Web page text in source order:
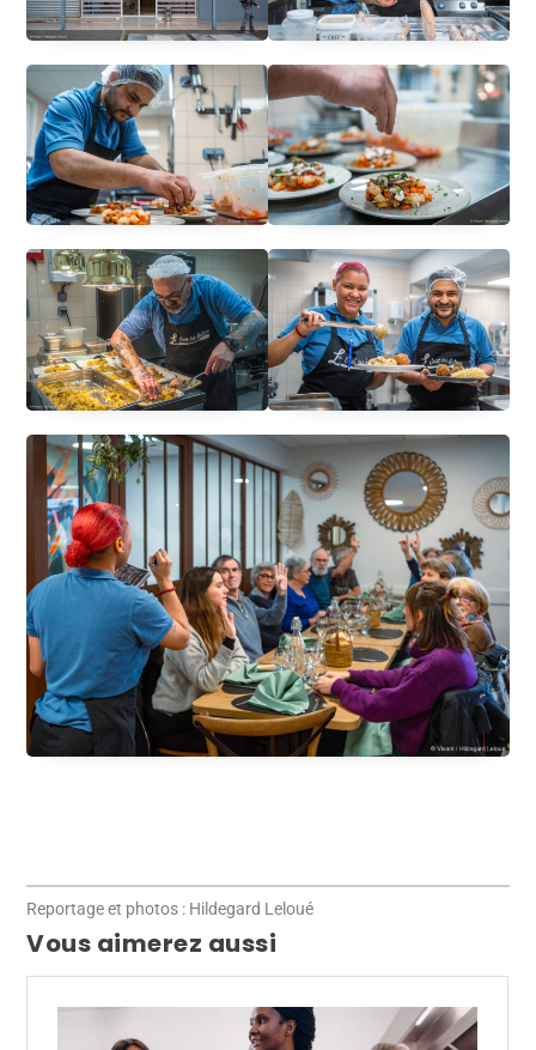
Reportage et photos : Hildegard Leloué
Vous aimerez aussi